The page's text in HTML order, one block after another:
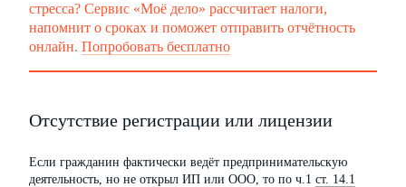
стресса? Сервис «Моё дело» рассчитает налоги,
напомнит о сроках и поможет отправить отчётность
онлайн. Попробовать бесплатно
Отсутствие регистрации или лицензии
Если гражданин фактически ведёт предпринимательскую
деятельность, но не открыл ИП или ООО, то по ч.1 ст. 14.1